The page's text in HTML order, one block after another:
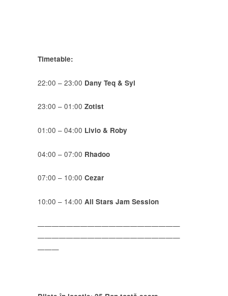
Timetable:
22:00 – 23:00 Dany Teq & Syl
23:00 – 01:00 Zotist
01:00 – 04:00 Livio & Roby
04:00 – 07:00 Rhadoo
07:00 – 10:00 Cezar
10:00 – 14:00 All Stars Jam Session
————————————————————
————————————————————
———